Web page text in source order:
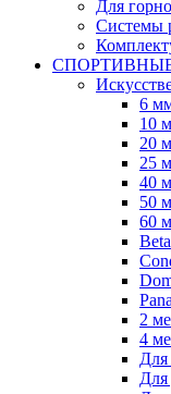
Для
Системы
6
10
20
25
40
50
60
2
4
Для
Для